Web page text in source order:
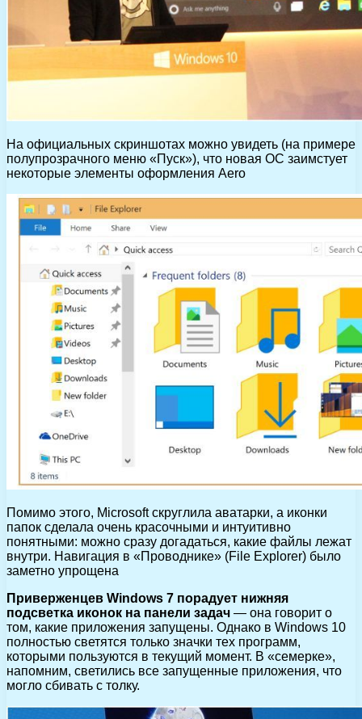
На официальных скриншотах можно увидеть (на примере
полупрозрачного меню «Пуск»), что новая ОС заимстует
некоторые элементы оформления Aero
Помимо этого, Microsoft скруглила аватарки, а иконки
папок сделала очень красочными и интуитивно
понятными: можно сразу догадаться, какие файлы лежат
внутри. Навигация в «Проводнике» (File Explorer) было
заметно упрощена
Приверженцев Windows 7 порадует нижняя
подсветка иконок на панели задач — она говорит о
том, какие приложения запущены. Однако в Windows 10
полностью светятся только значки тех программ,
которыми пользуются в текущий момент. В «семерке»,
напомним, светились все запущенные приложения, что
могло сбивать с толку.